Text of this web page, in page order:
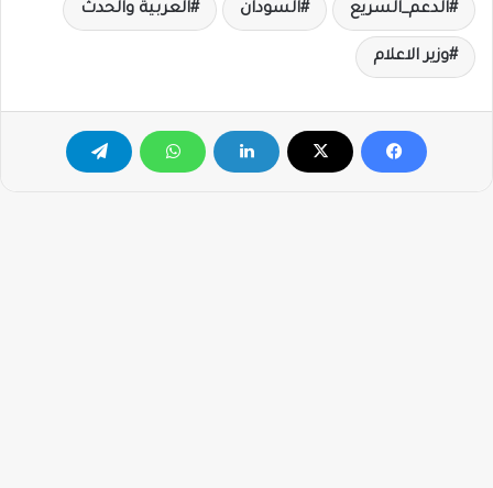
الدعم_السريع السودان العربية والحدث
وزير الاعلام